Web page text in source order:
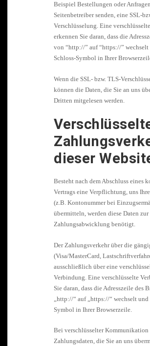
Beispiel Bestellungen oder
Seitenbetreiber senden, eine SSL-
Verschlüsselung. Eine
erkennen Sie daran, dass die
von “http://” auf “https://” wechselt
Schloss-Symbol in Ihrer
Wenn die SSL- bzw. TLS-
können die Daten, die Sie an uns
Dritten mitgelesen werden.
dieser
Besteht nach dem Abschluss eines
Vertrags eine Verpflichtung, uns
(z.B. Kontonummer bei
übermitteln, werden diese Daten zur
Zahlungsabwicklung benötigt.
Der Zahlungsverkehr über die
(Visa/MasterCard,
ausschließlich über eine
Verbindung. Eine verschlüsselte
Sie daran, dass die Adresszeile des
„http://“ auf „https://“ wechselt und
Symbol in Ihrer Browserzeile.
Bei verschlüsselter Kommunikation
Zahlungsdaten, die Sie an uns